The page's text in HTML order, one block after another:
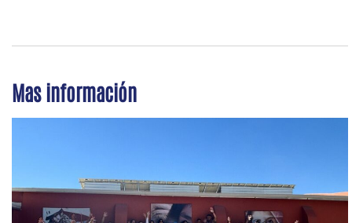
Mas información